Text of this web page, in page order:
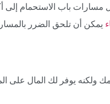
مسارات باب الاستحمام إلى
يمكن أن تلحق الضرر
ولكنه يوفر لك المال على